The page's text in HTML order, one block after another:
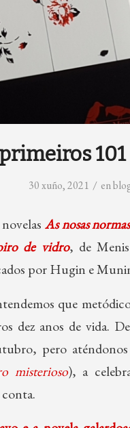
30 xuño, 2021 / en
As nosas normas
de vidro, de
por Hugin e
que
dez anos de vida.
pero
misterioso), a